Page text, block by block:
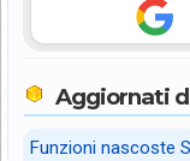
Aggiornati
Funzioni nascoste